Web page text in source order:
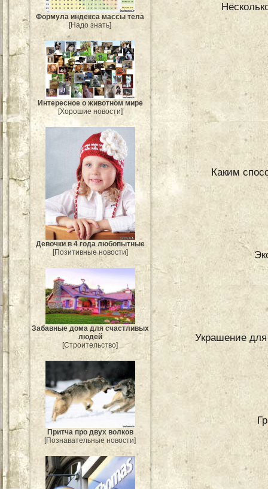
Формула индекса массы тела
[Надо знать]
Интересное о животном мире
[Хорошие новости]
Девочки в 4 года любопытные
[Позитивные новости]
Забавные дома для счастливых
людей
[Строительство]
Притча про двух волков
[Познавательные новости]
Каким
Украшение